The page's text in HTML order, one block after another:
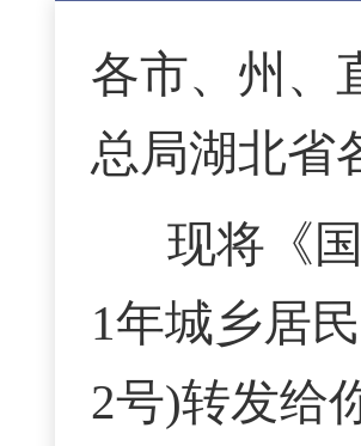
各市、州、
总局湖北省
现将《
1年城乡居
2号)转发给